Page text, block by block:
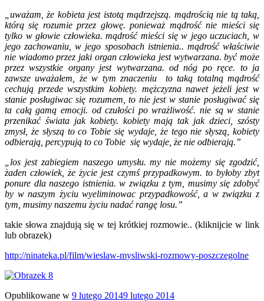
„uważam, że kobieta jest istotą mądrzejszą. mądrością nie tą taką,
którą się rozumie przez głowę. ponieważ mądrość nie mieści się
tylko w głowie człowieka. mądrość mieści się w jego uczuciach, w
jego zachowaniu, w jego sposobach istnienia.. mądrość właściwie
nie wiadomo przez jaki organ człowieka jest wytwarzana. być może
przez wszystkie organy jest wytwarzana. od nóg po ręce. to ja
zawsze uważałem, że w tym znaczeniu to taką totalną mądrość
cechują przede wszystkim kobiety. mężczyzna nawet jeżeli jest w
stanie posługiwac się rozumem, to nie jest w stanie posługiwać się
ta całą gamą emocji. od czułości po wrażliwość. nie są w stanie
przenikać świata jak kobiety. kobiety mają tak jak dzieci, szósty
zmysł, że słyszą to co Tobie się wydaje, że tego nie słyszą, kobiety
odbierają, percypują to co Tobie się wydaje, że nie odbierają.”
„los jest zabiegiem naszego umysłu. my nie możemy się zgodzić,
żaden człowiek, że życie jest czymś przypadkowym. to byłoby zbyt
ponure dla naszego istnienia. w związku z tym, musimy się zdobyć
by w naszym życiu wyeliminowac przypadkowość, a w związku z
tym, musimy naszemu życiu nadać rangę losu.”
takie słowa znajdują się w tej krótkiej rozmowie.. (kliknijcie w link
lub obrazek)
http://ninateka.pl/film/wieslaw-mysliwski-rozmowy-poszczegolne
Opublikowane w 9 lutego 20149 lutego 2014